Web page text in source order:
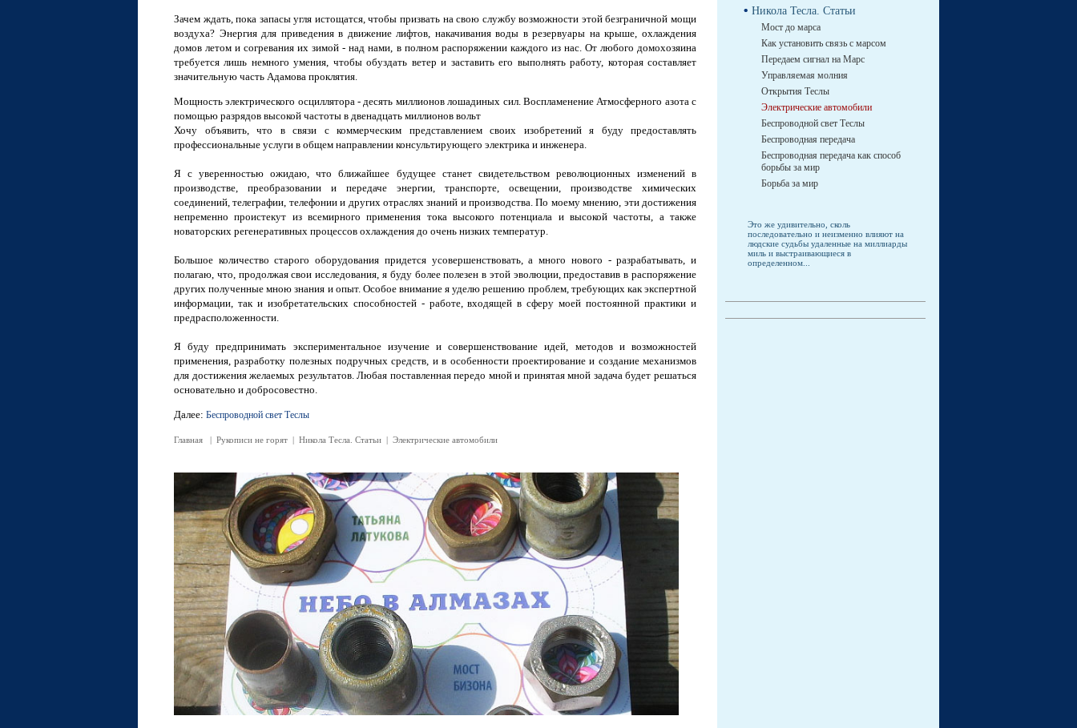
Зачем ждать, пока запасы угля истощатся, чтобы призвать на свою службу возможности этой безграничной мощи
воздуха? Энергия для приведения в движение лифтов, накачивания воды в резервуары на крыше, охлаждения
домов летом и согревания их зимой - над нами, в полном распоряжении каждого из нас. От любого домохозяина
требуется лишь немного умения, чтобы обуздать ветер и заставить его выполнять работу, которая составляет
значительную часть Адамова проклятия.
Мощность электрического осциллятора - десять миллионов лошадиных сил. Воспламенение Атмосферного азота с
помощью разрядов высокой частоты в двенадцать миллионов вольт
Хочу объявить, что в связи с коммерческим представлением своих изобретений я буду предоставлять
профессиональные услуги в общем направлении консультирующего электрика и инженера.
Я с уверенностью ожидаю, что ближайшее будущее станет свидетельством революционных изменений в
производстве, преобразовании и передаче энергии, транспорте, освещении, производстве химических
соединений, телеграфии, телефонии и других отраслях знаний и производства. По моему мнению, эти достижения
непременно проистекут из всемирного применения тока высокого потенциала и высокой частоты, а также
новаторских регенеративных процессов охлаждения до очень низких температур.
Большое количество старого оборудования придется усовершенствовать, а много нового - разрабатывать, и
полагаю, что, продолжая свои исследования, я буду более полезен в этой эволюции, предоставив в распоряжение
других полученные мною знания и опыт. Особое внимание я уделю решению проблем, требующих как экспертной
информации, так и изобретательских способностей - работе, входящей в сферу моей постоянной практики и
предрасположенности.
Я буду предпринимать экспериментальное изучение и совершенствование идей, методов и возможностей
применения, разработку полезных подручных средств, и в особенности проектирование и создание механизмов
для достижения желаемых результатов. Любая поставленная передо мной и принятая мной задача будет решаться
основательно и добросовестно.
Далее: Беспроводной свет Теслы
Главная | Рукописи не горят | Никола Тесла. Статьи | Электрические автомобили
Никола Тесла. Статьи
Мост до марса
Как установить связь с марсом
Передаем сигнал на Марс
Управляемая молния
Открытия Теслы
Электрические автомобили
Беспроводной свет Теслы
Беспроводная передача
Беспроводная передача как способ
борьбы за мир
Борьба за мир
Это же удивительно, сколь
последовательно и неизменно влияют на
людские судьбы удаленные на миллиарды
миль и выстраивающиеся в
определенном...